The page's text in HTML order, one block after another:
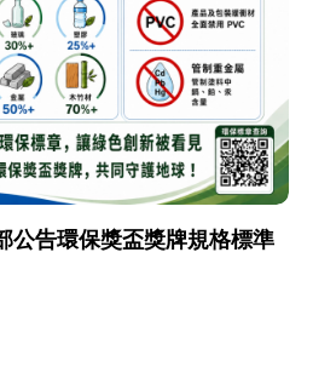
公告環保獎盃獎牌規格標準